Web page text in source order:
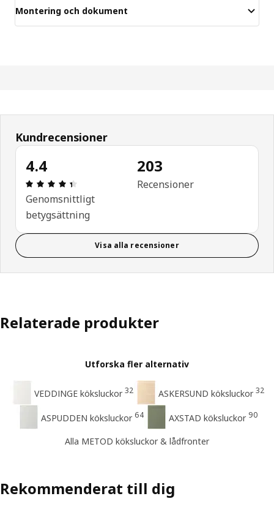
Montering och dokument
Kundrecensioner
4.4
Recension: 4.4 utav 5 stjärnor. Totalt antal
Genomsnittligt
betygsättning
203
Recensioner
Visa alla recensioner
Relaterade produkter
Utforska fler alternativ
VEDDINGE köksluckor 32 ASKERSUND köksluckor 32
ASPUDDEN köksluckor 64 AXSTAD köksluckor 90
Alla METOD köksluckor & lådfronter
Rekommenderat till dig